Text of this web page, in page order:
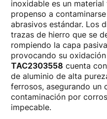
inoxidable es un
propenso a
abrasivos estándar. Los
trazas de hierro que se
rompiendo la capa
provocando su
TAC2303558 cuenta
de aluminio de alta
ferrosos, asegurando un
contaminación por
impecable.